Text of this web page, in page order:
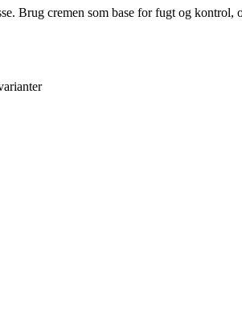
Brug cremen som base for fugt og